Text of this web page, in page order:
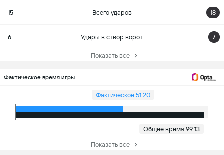
15 Всего ударов 18
6 Удары в створ ворот 7
Показать все
Фактическое время игры
Фактическое 51:20
Общее время 99:13
Показать все